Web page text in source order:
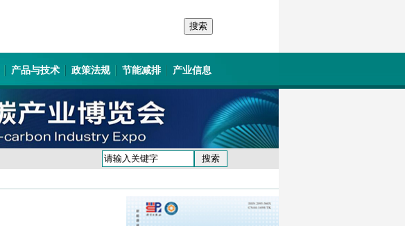
产品与技术 政策法规 节能减排 产业信息